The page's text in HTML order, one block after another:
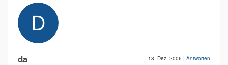
da 18. Dez. 2006 | Antworten